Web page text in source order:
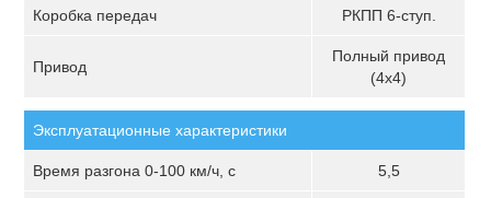
Коробка передач РКПП 6-ступ.
Привод
Полный привод
(4х4)
Эксплуатационные характеристики
Время разгона 0-100 км/ч, с 5,5